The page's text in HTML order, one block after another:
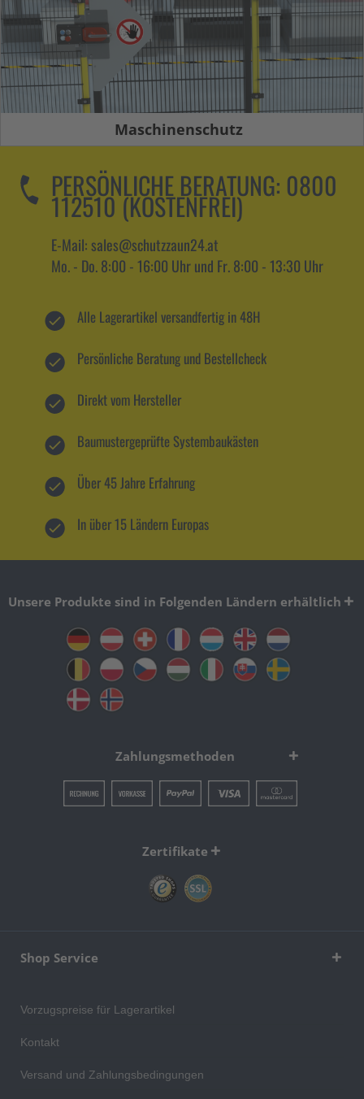
Maschinenschutz
PERSÖNLICHE BERATUNG: 0800
112510 (KOSTENFREI)
E-Mail: sales@schutzzaun24.at
Mo. - Do. 8:00 - 16:00 Uhr und Fr. 8:00 - 13:30 Uhr
Alle Lagerartikel versandfertig in 48H
Persönliche Beratung und Bestellcheck
Direkt vom Hersteller
Baumustergeprüfte Systembaukästen
Über 45 Jahre Erfahrung
In über 15 Ländern Europas
Unsere Produkte sind in Folgenden Ländern erhältlich
Zahlungsmethoden
Zertifikate
Shop Service
Vorzugspreise für Lagerartikel
Kontakt
Versand und Zahlungsbedingungen